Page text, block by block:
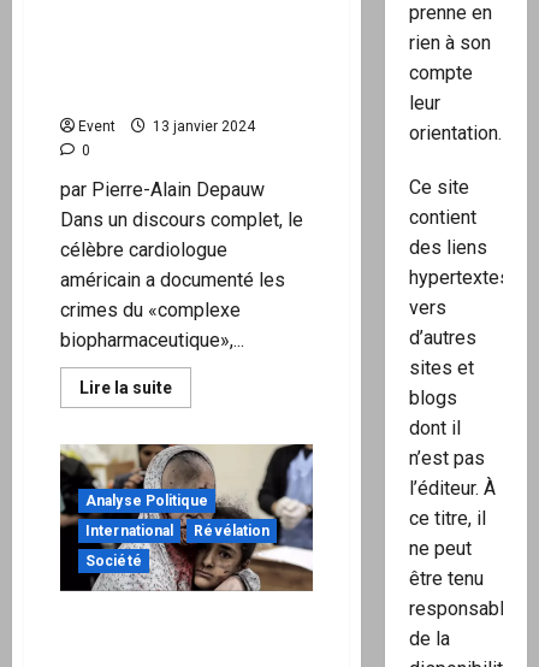
Unis
campagnes
de vacccxxxx
Event
13 janvier 2024
0
par Pierre-Alain Depauw
Dans un discours complet, le
célèbre cardiologue
américain a documenté les
crimes du «complexe
biopharmaceutique»,...
Lire la suiteEn
savoir
Dr
McCullough
:
«L’hyper-
vaccination»
des
enfants
est
probablement
Analyse Politique
International
Révélation
Société
prenne en
rien à son
compte
leur
orientation.
Ce site
contient
des liens
hypertextes
vers
d’autres
sites et
blogs
dont il
n’est pas
l’éditeur. À
ce titre, il
ne peut
être tenu
responsable
de la